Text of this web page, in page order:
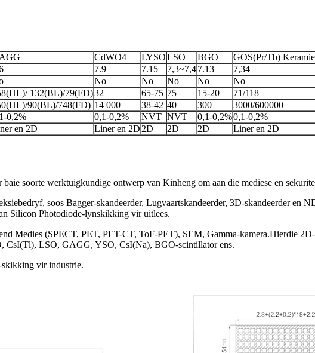
CdWO4 LYSOLSO BGO
GOS(Pr/Tb)
7.9 7.15 7,3~7,47.13
7,34
No No No No
No
132(BL)/79(FD)32 65-75 75 15-20
71/118
90(BL)/748(FD) 14 000 38-42 40 300
3000/600000
0,2% 0,1-0,2% NVT NVT 0,1-0,2%0,1-0,2%
en 2D Liner en 2D2D 2D 2D Liner en 2D
soorte werktuigkundige ontwerp van Kinheng om aan die mediese en
soos Bagger-skandeerder, Lugvaartskandeerder, 3D-skandeerder en
Silicon Photodiode-lynskikking vir uitlees.
Medies (SPECT, PET, PET-CT, ToF-PET), SEM, Gamma-kamera.Hierdie
CsI(Tl), LSO, GAGG, YSO, CsI(Na), BGO-scintillator ens.
vir industrie.